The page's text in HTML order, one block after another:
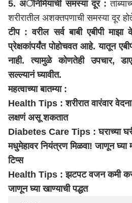
5. अॅनिमियाची समस्या दूर :
शरीरातील अशक्तपणाची समस्या दूर
टीप : वरील सर्व बाबी एबीपी
प्रेक्षकांपर्यंत पोहोचवत आहे. यातून
नाही. त्यामुळे कोणतेही उपचार,
सल्ल्यानं घ्यावीत.
महत्वाच्या बातम्या :
Health Tips : शरीरात वारंवार
लक्षणं असू शकतात
Diabetes Care Tips : घराच्या
मधुमेहावर नियंत्रण मिळवा! जाणून घ्या
टिप्स
Health Tips : झटपट वजन कमी
जाणून घ्या खाण्याची पद्धत